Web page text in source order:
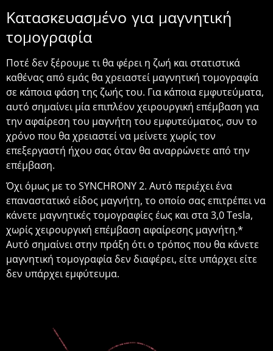
Κατασκευασμένο για μαγνητική
τομογραφία
Ποτέ δεν ξέρουμε τι θα φέρει η ζωή και στατιστικά
καθένας από εμάς θα χρειαστεί μαγνητική τομογραφία
σε κάποια φάση της ζωής του. Για κάποια εμφυτεύματα,
αυτό σημαίνει μία επιπλέον χειρουργική επέμβαση για
την αφαίρεση του μαγνήτη του εμφυτεύματος, συν το
χρόνο που θα χρειαστεί να μείνετε χωρίς τον
επεξεργαστή ήχου σας όταν θα αναρρώνετε από την
επέμβαση.
Όχι όμως με το SYNCHRONY 2. Αυτό περιέχει ένα
επαναστατικό είδος μαγνήτη, το οποίο σας επιτρέπει να
κάνετε μαγνητικές τομογραφίες έως και στα 3,0 Tesla,
χωρίς χειρουργική επέμβαση αφαίρεσης μαγνήτη.*
Αυτό σημαίνει στην πράξη ότι ο τρόπος που θα κάνετε
μαγνητική τομογραφία δεν διαφέρει, είτε υπάρχει είτε
δεν υπάρχει εμφύτευμα.